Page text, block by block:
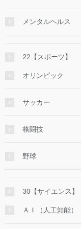
メンタルヘルス
22【スポーツ】
オリンピック
サッカー
格闘技
野球
30【サイエンス】
ＡＩ（人工知能）